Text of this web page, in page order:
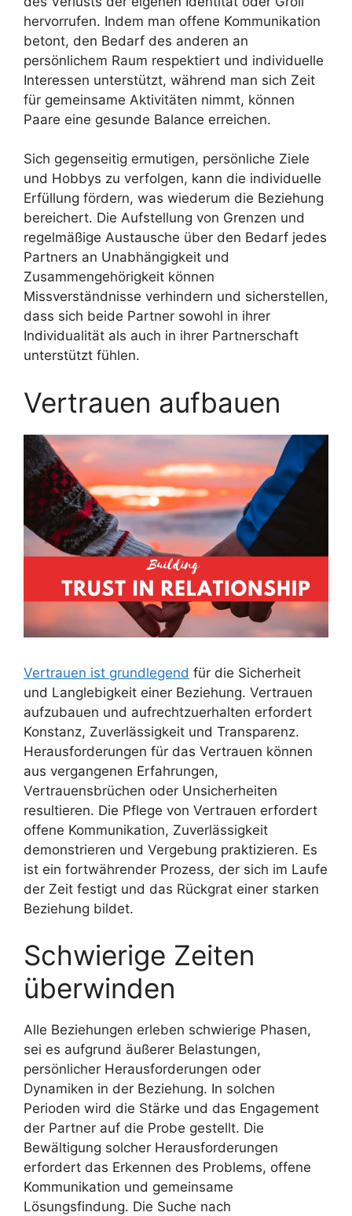
hervorrufen. Indem man offene Kommunikation
betont, den Bedarf des anderen an
persönlichem Raum respektiert und individuelle
Interessen unterstützt, während man sich Zeit
für gemeinsame Aktivitäten nimmt, können
Paare eine gesunde Balance erreichen.
Sich gegenseitig ermutigen, persönliche Ziele
und Hobbys zu verfolgen, kann die individuelle
Erfüllung fördern, was wiederum die Beziehung
bereichert. Die Aufstellung von Grenzen und
regelmäßige Austausche über den Bedarf jedes
Partners an Unabhängigkeit und
Zusammengehörigkeit können
Missverständnisse verhindern und sicherstellen,
dass sich beide Partner sowohl in ihrer
Individualität als auch in ihrer Partnerschaft
unterstützt fühlen.
Vertrauen aufbauen
Vertrauen ist grundlegend für die Sicherheit
und Langlebigkeit einer Beziehung. Vertrauen
aufzubauen und aufrechtzuerhalten erfordert
Konstanz, Zuverlässigkeit und Transparenz.
Herausforderungen für das Vertrauen können
aus vergangenen Erfahrungen,
Vertrauensbrüchen oder Unsicherheiten
resultieren. Die Pflege von Vertrauen erfordert
offene Kommunikation, Zuverlässigkeit
demonstrieren und Vergebung praktizieren. Es
ist ein fortwährender Prozess, der sich im Laufe
der Zeit festigt und das Rückgrat einer starken
Beziehung bildet.
Schwierige Zeiten
überwinden
Alle Beziehungen erleben schwierige Phasen,
sei es aufgrund äußerer Belastungen,
persönlicher Herausforderungen oder
Dynamiken in der Beziehung. In solchen
Perioden wird die Stärke und das Engagement
der Partner auf die Probe gestellt. Die
Bewältigung solcher Herausforderungen
erfordert das Erkennen des Problems, offene
Kommunikation und gemeinsame
Lösungsfindung. Die Suche nach